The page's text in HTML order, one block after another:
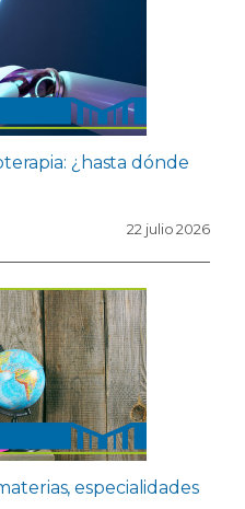
¿hasta dónde
22 julio 2026
especialidades